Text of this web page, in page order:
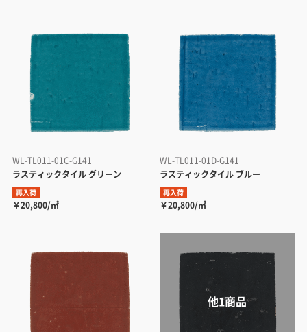
WL-TL011-01C-G141
ラスティックタイル グリーン
再入荷
￥20,800/㎡
WL-TL011-01D-G141
ラスティックタイル ブルー
再入荷
￥20,800/㎡